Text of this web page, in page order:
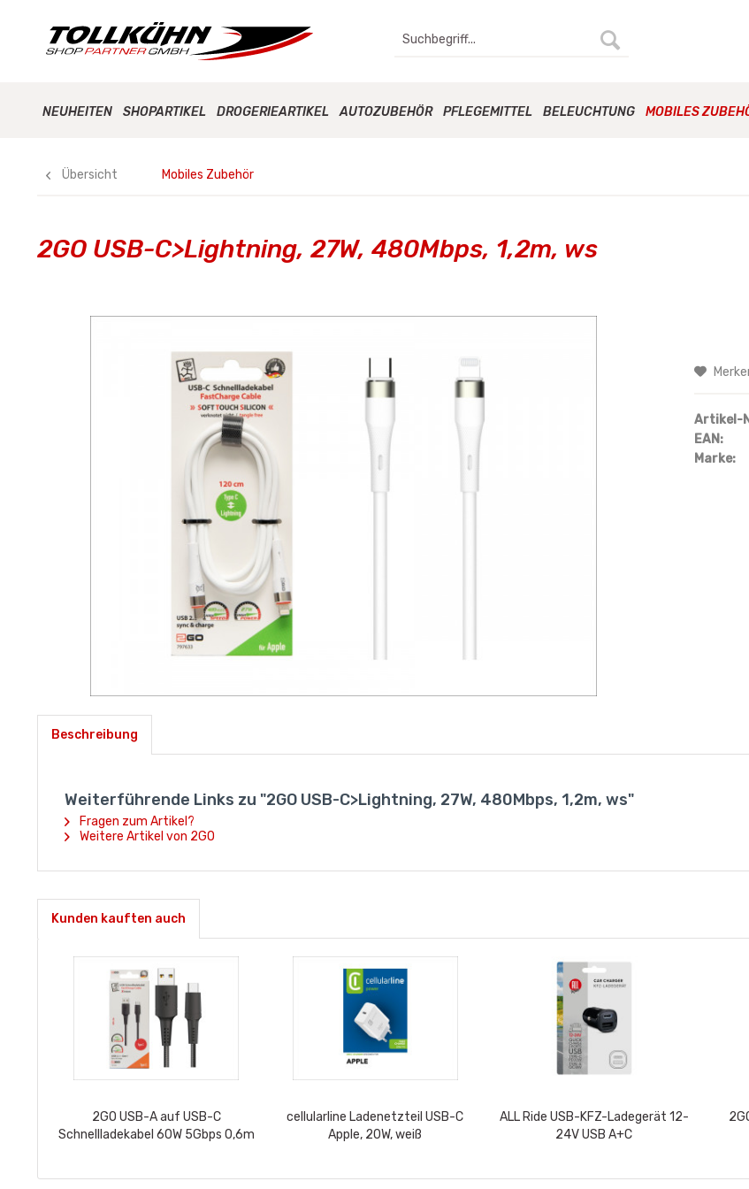
NEUHEITEN SHOPARTIKEL DROGERIEARTIKEL AUTOZUBEHÖR PFLEGEMITTEL BELEUCHTUNG MOBILES
Übersicht Mobiles Zubehör
2GO USB-C>Lightning, 27W, 480Mbps, 1,2m, ws
Artikel-
EAN:
Marke:
Beschreibung
Weiterführende Links zu "2GO USB-C>Lightning, 27W, 480Mbps, 1,2m, ws"
Fragen zum Artikel?
Weitere Artikel von 2GO
Kunden kauften auch
2GO USB-A auf USB-C
Schnellladekabel 60W 5Gbps 0,6m
cellularline Ladenetzteil USB-C
Apple, 20W, weiß
ALL Ride USB-KFZ-Ladegerät 12-
24V USB A+C